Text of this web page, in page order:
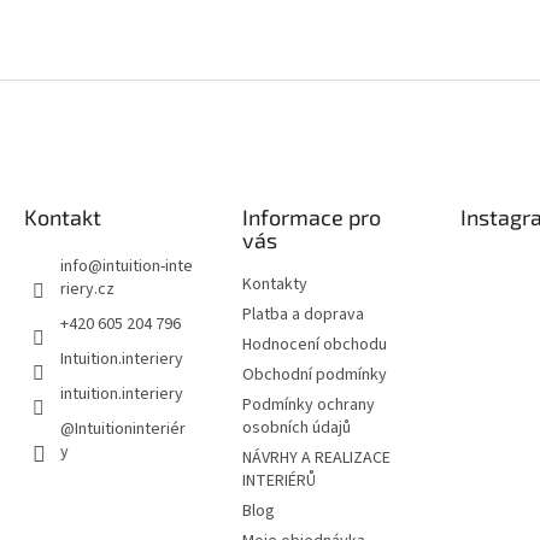
Kontakt
info@intuition-inte
riery.cz
+420 605 204 796
Intuition.interiery
intuition.interiery
@Intuitioninteriér
y
Informace pro
vás
Kontakty
Platba a doprava
Hodnocení obchodu
Obchodní podmínky
Podmínky ochrany
osobních údajů
NÁVRHY A REALIZACE
INTERIÉRŮ
Blog